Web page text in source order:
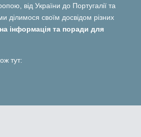
від України до Португалії та
ділимося своїм досвідом різних
інформація та поради для
тут: